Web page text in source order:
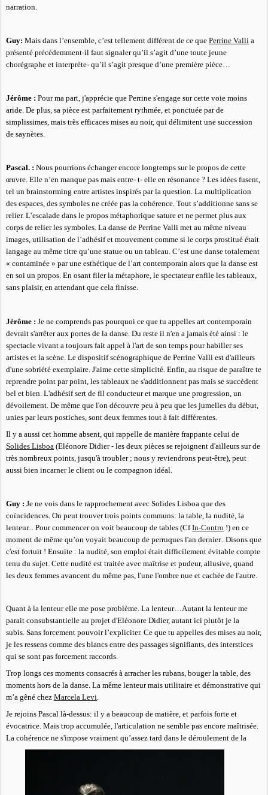
narration.
Guy: Mais dans l’ensemble, c’est tellement différent de ce quePerrine Valli a
présenté précédemment-il faut signaler qu’il s’agit d’une toute jeune
chorégraphe et interprète- qu’il s’agit presque d’une première pièce…
Jérôme : Pour ma part, j'apprécie que Perrine s'engage sur cette voie moins
aride. De plus, sa pièce est parfaitement rythmée, et ponctuée par de
simplissimes, mais très efficaces mises au noir, qui délimitent une succession
de saynètes.
Pascal. : Nous pourrions échanger encore longtemps sur le propos de cette
œuvre. Elle n’en manque pas mais entre- t- elle en résonance ? Les idées fusent,
tel un brainstorming entre artistes inspirés par la question. La multiplication
des espaces, des symboles ne créée pas la cohérence. Tout s’additionne sans se
relier. L’escalade dans le propos métaphorique sature et ne permet plus aux
corps de relier les symboles. La danse de Perrine Valli met au même niveau
images, utilisation de l’adhésif et mouvement comme si le corps prostitué était
langage au même titre qu’une statue ou un tableau. C’est une danse totalement
« contaminée » par une esthétique de l’art contemporain alors que la danse est
en soi un propos. En osant filer la métaphore, le spectateur enfile les tableaux,
sans plaisir, en attendant que cela finisse.
Jérôme : Je ne comprends pas pourquoi ce que tu appelles art contemporain
devrait s'arrêter aux portes de la danse. Du reste il n'en a jamais été ainsi : le
spectacle vivant a toujours fait appel à l'art de son temps pour habiller ses
artistes et la scène. Le dispositif scénographique de Perrine Valli est d'ailleurs
d'une sobriété exemplaire. J'aime cette simplicité. Enfin, au risque de paraître te
reprendre point par point, les tableaux ne s'additionnent pas mais se succèdent
bel et bien. L'adhésif sert de fil conducteur et marque une progression, un
dévoilement. De même que l'on découvre peu à peu que les jumelles du début,
unies par leurs postiches, sont deux femmes tout à fait différentes.
Il y a aussi cet homme absent, qui rappelle de manière frappante celui de
Solides Lisboa (Eléonore Didier - les deux pièces se rejoignent d'ailleurs sur de
très nombreux points, jusqu'à troubler ; nous y reviendrons peut-être), peut
aussi bien incarner le client ou le compagnon idéal.
Guy : Je ne vois dans le rapprochement avec Solides Lisboa que des
coïncidences. On peut trouver trois points communs: la table, la nudité, la
lenteur... Pour commencer on voit beaucoup de tables (CfIn-Contro !) en ce
moment de même qu’on voyait beaucoup de perruques l'an dernier.. Disons que
c'est fortuit ! Ensuite : la nudité, son emploi était difficilement évitable compte
tenu du sujet. Cette nudité est traitée avec maîtrise et pudeur, allusive, quand
les deux femmes avancent du même pas, l'une l'ombre nue et cachée de l'autre.
Quant à la lenteur elle me pose problème. La lenteur…Autant la lenteur me
parait consubstantielle au projet d'Eléonore Didier, autant ici plutôt je la
subis. Sans forcement pouvoir l’expliciter. Ce que tu appelles des mises au noir,
je les ressens comme des blancs entre des passages signifiants, des interstices
qui se sont pas forcement raccords.
Trop longs ces moments consacrés à arracher les rubans, bouger la table, des
moments hors de la danse. La même lenteur mais utilitaire et démonstrative qui
m’a gêné chezMarcela Levi.
Je rejoins Pascal là-dessus: il y a beaucoup de matière, et parfois forte et
évocatrice. Mais trop accumulée, l'articulation ne semble pas encore maîtrisée.
La cohérence ne s'impose vraiment qu’assez tard dans le déroulement de la